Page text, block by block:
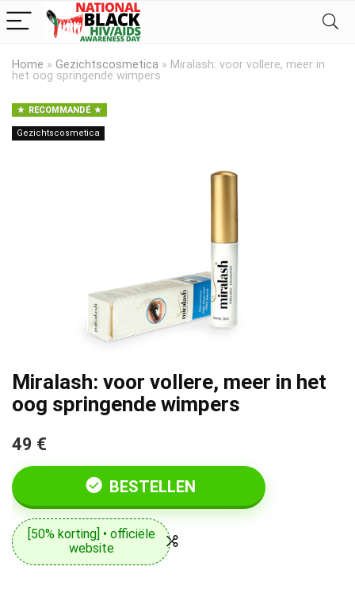
Home » Gezichtscosmetica » Miralash: voor vollere, meer in
het oog springende wimpers
RECOMMANDÉ
Gezichtscosmetica
Miralash: voor vollere, meer in het
oog springende wimpers
49 €
BESTELLEN
[50% korting] • officiële
website